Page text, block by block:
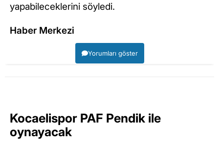
yapabileceklerini söyledi.
Haber Merkezi
Yorumları göster
Kocaelispor PAF Pendik ile
oynayacak